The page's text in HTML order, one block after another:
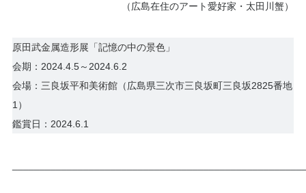
（広島在住のアート愛好家・太田川蟹）
原田武金属造形展「​記憶の中の景色」
会期：2024.4.5～2024.6.2
会場： 三良坂平和美術館（広島県三次市三良坂町三良坂2825番地
1）
鑑賞日：2024.6.1